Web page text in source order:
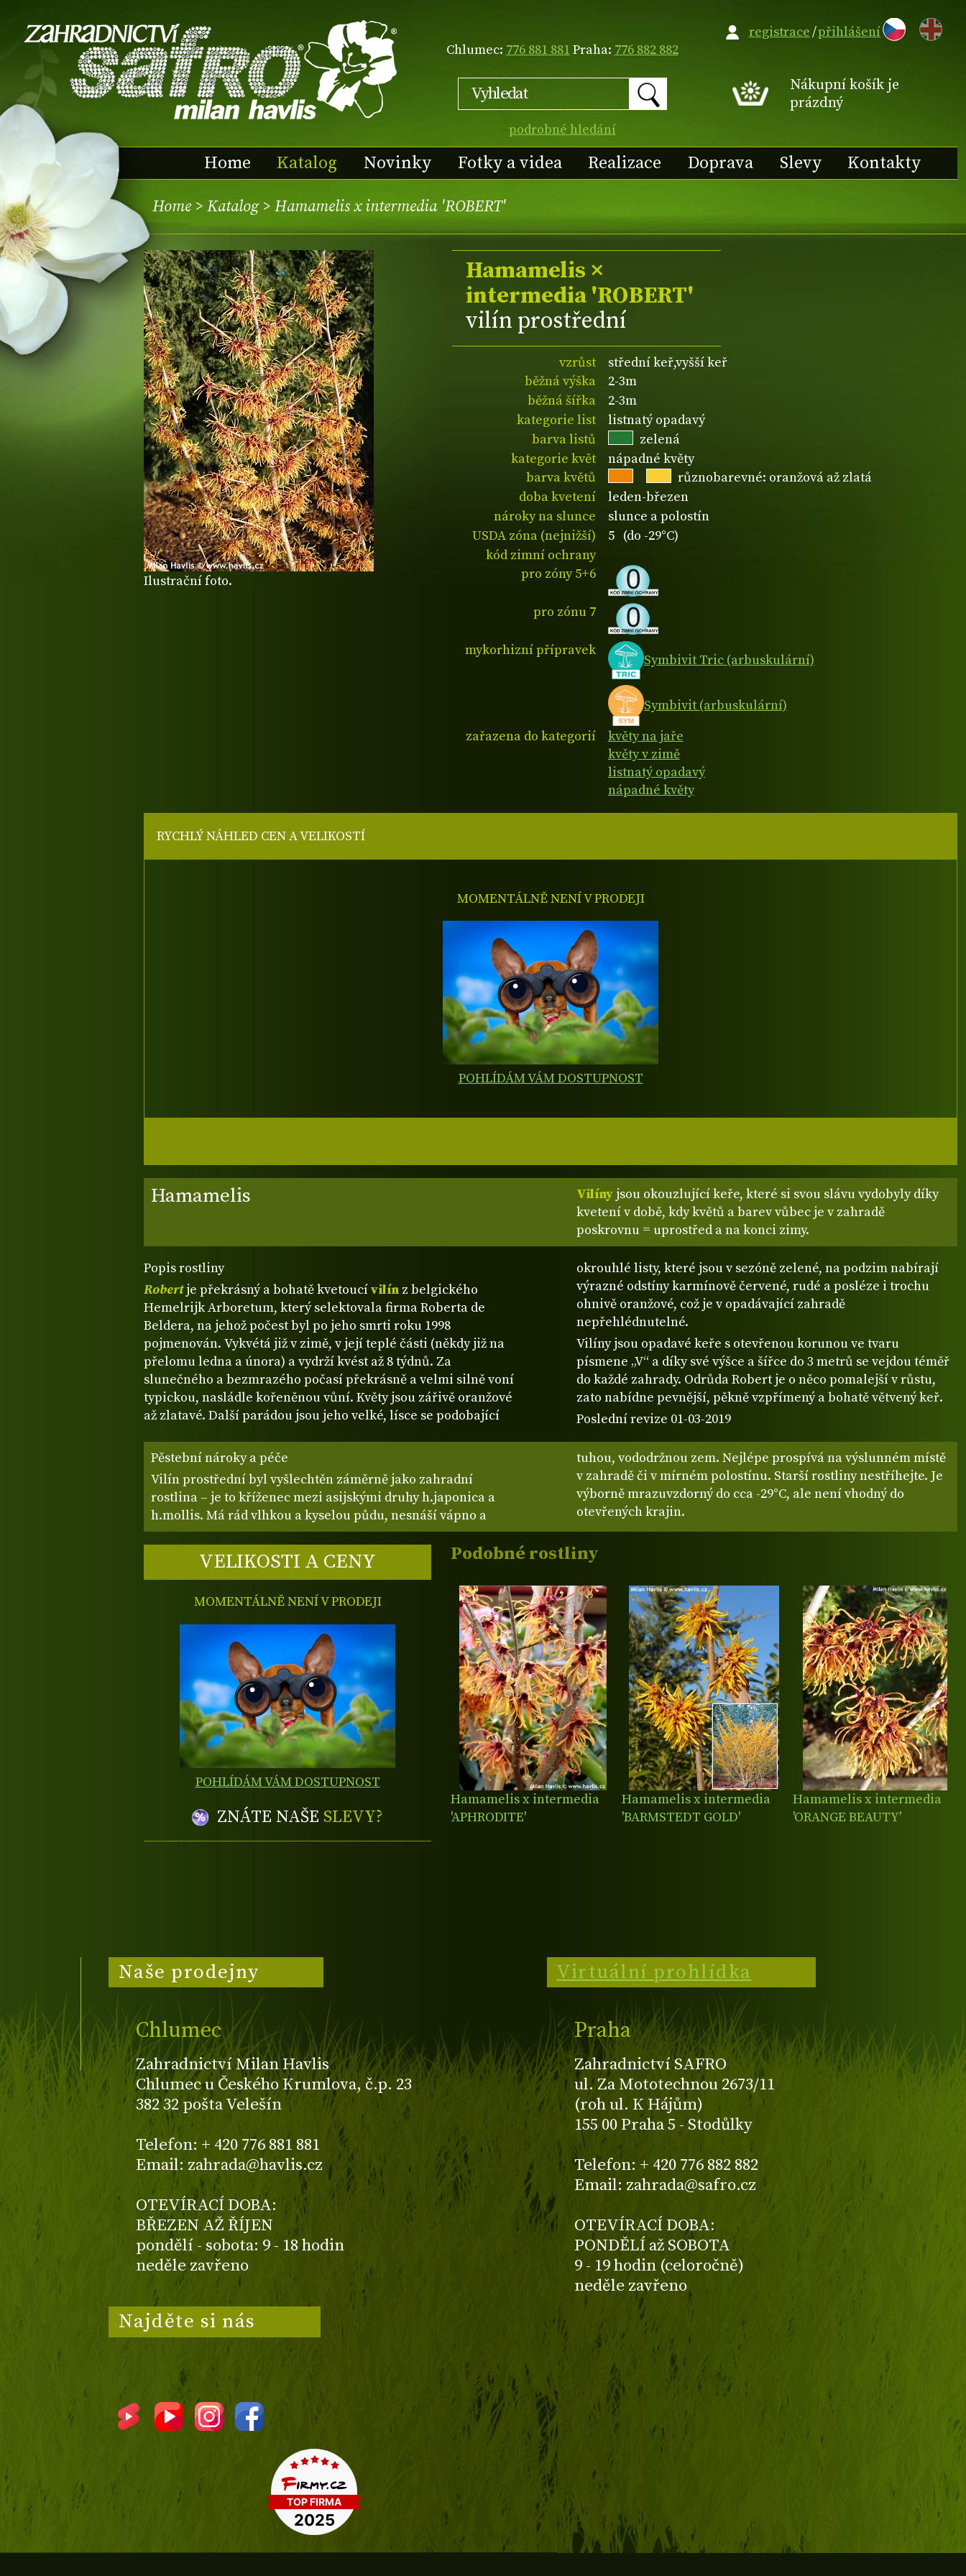
Chlumec: 776 881 881Praha: 776 882 882
podrobné hledání
EN
Nákupní košík je
prázdný
Home Katalog Novinky Fotky a videa Realizace Doprava Slevy Kontakty
registrace/přihlášení
Home > Katalog> Hamamelis x intermedia 'ROBERT'
Ilustrační foto.
Hamamelis ×
intermedia 'ROBERT'
vilín prostřední
vzrůst
střední keř,vyšší keř
běžná výška
2-3m
běžná šířka
2-3m
kategorie list
listnatý opadavý
barva listů
zelená
kategorie květ
nápadné květy
barva květů
různobarevné: oranžová až zlatá
doba kvetení
leden-březen
nároky na slunce
slunce a polostín
USDA zóna (nejnižší)
5 (do -29°C)
kód zimní ochrany
pro zóny 5+6
pro zónu 7
mykorhizní přípravek
Symbivit Tric (arbuskulární)
Symbivit (arbuskulární)
zařazena do kategorií
květy na jaře
květy v zimě
listnatý opadavý
nápadné květy
Hamamelis Vilíny jsou okouzlující keře, které si svou slávu vydobyly díky
kvetení v době, kdy květů a barev vůbec je v zahradě
poskrovnu = uprostřed a na konci zimy.
Popis rostliny
Robertje překrásný a bohatě kvetoucívilín z belgického
Hemelrijk Arboretum, který selektovala firma Roberta de
Beldera, na jehož počest byl po jeho smrti roku 1998
pojmenován. Vykvétá již v zimě, v její teplé části (někdy již na
přelomu ledna a února) a vydrží kvést až 8 týdnů. Za
slunečného a bezmrazého počasí překrásně a velmi silně voní
typickou, nasládle kořeněnou vůní. Květy jsou zářivě oranžové
až zlatavé. Další parádou jsou jeho velké, lísce se podobající
okrouhlé listy, které jsou v sezóně zelené, na podzim nabírají
výrazné odstíny karmínově červené, rudé a posléze i trochu
ohnivě oranžové, což je v opadávající zahradě
nepřehlédnutelné.
Vilíny jsou opadavé keře s otevřenou korunou ve tvaru
písmene „V“ a díky své výšce a šířce do 3 metrů se vejdou téměř
do každé zahrady. Odrůda Robert je o něco pomalejší v růstu,
zato nabídne pevnější, pěkně vzpřímený a bohatě větvený keř.
Poslední revize 01-03-2019
Pěstební nároky a péče
Vilín prostřední byl vyšlechtěn záměrně jako zahradní
rostlina – je to kříženec mezi asijskými druhy h.japonica a
h.mollis. Má rád vlhkou a kyselou půdu, nesnáší vápno a
tuhou, vododržnou zem. Nejlépe prospívá na výslunném místě
v zahradě či v mírném polostínu. Starší rostliny nestříhejte. Je
výborně mrazuvzdorný do cca -29°C, ale není vhodný do
otevřených krajin.
VELIKOSTI A CENY
MOMENTÁLNĚ NENÍ V PRODEJI
POHLÍDÁM VÁM DOSTUPNOST
ZNÁTE NAŠE SLEVY?
RYCHLÝ NÁHLED CEN A VELIKOSTÍ
MOMENTÁLNĚ NENÍ V PRODEJI
POHLÍDÁM VÁM DOSTUPNOST
Podobné rostliny
Hamamelis x intermedia
'APHRODITE'
Hamamelis x intermedia
'BARMSTEDT GOLD'
Hamamelis x intermedia
'ORANGE BEAUTY'
Naše prodejny
Chlumec
Zahradnictví Milan Havlis
Chlumec u Českého Krumlova, č.p. 23
382 32 pošta Velešín
Telefon: + 420 776 881 881
Email: zahrada@havlis.cz
OTEVÍRACÍ DOBA:
BŘEZEN AŽ ŘÍJEN
pondělí - sobota: 9 - 18 hodin
neděle zavřeno
Virtuální prohlídka
Praha
Zahradnictví SAFRO
ul. Za Mototechnou 2673/11
(roh ul. K Hájům)
155 00 Praha 5 - Stodůlky
Telefon: + 420 776 882 882
Email: zahrada@safro.cz
OTEVÍRACÍ DOBA:
PONDĚLÍ až SOBOTA
9 - 19 hodin (celoročně)
neděle zavřeno
Najděte si nás